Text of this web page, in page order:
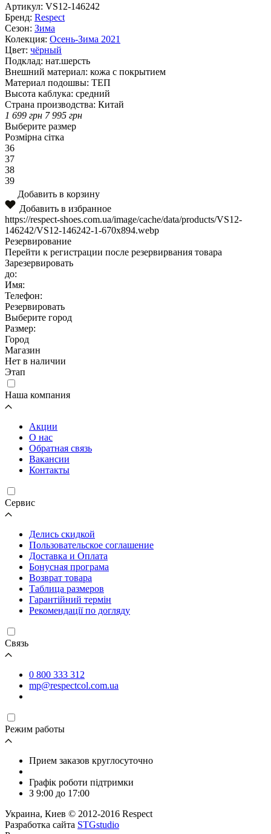
Артикул: VS12-146242
Бренд: Respect
Сезон: Зима
Колекция: Осень-Зима 2021
Цвет: чёрный
Подклад: нат.шерсть
Внешний материал: кожа с покрытием
Материал подошвы: ТЕП
Высота каблука: средний
Страна производства: Китай
1 699 грн 7 995 грн
Выберите размер
Розмірна сітка
36
37
38
39
Добавить в корзину
Добавить в избранное
https://respect-shoes.com.ua/image/cache/data/products/VS12-
146242/VS12-146242-1-670x894.webp
Резервирование
Перейти к регистрации после резервирвания товара
Зарезервировать
до:
Имя:
Телефон:
Резервировать
Выберите город
Размер:
Город
Магазин
Нет в наличии
Этап
Наша компания
Акции
О нас
Обратная связь
Вакансии
Контакты
Cервис
Делись скидкой
Пользовательское соглашение
Доставка и Оплата
Бонусная програма
Возврат товара
Таблица размеров
Гарантійний термін
Рекомендації по догляду
Связь
0 800 333 312
mp@respectcol.com.ua
Режим работы
Прием заказов круглосуточно
Графік роботи підтримки
З 9:00 до 17:00
Украина, Киев © 2012-2016 Respect
Разработка сайта STGstudio